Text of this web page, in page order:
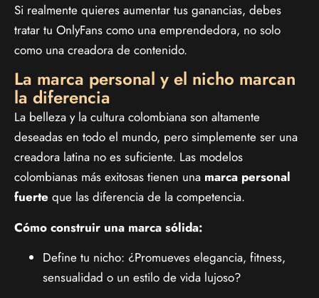
Si realmente quieres aumentar tus ganancias, debes
tratar tu OnlyFans como una emprendedora, no solo
como una creadora de contenido.
La marca personal y el nicho marcan
la diferencia
La belleza y la cultura colombiana son altamente
deseadas en todo el mundo, pero simplemente ser una
creadora latina no es suficiente. Las modelos
colombianas más exitosas tienen una marca personal
fuerte que las diferencia de la competencia.
Cómo construir una marca sólida:
Define tu nicho: ¿Promueves elegancia, fitness,
sensualidad o un estilo de vida lujoso?